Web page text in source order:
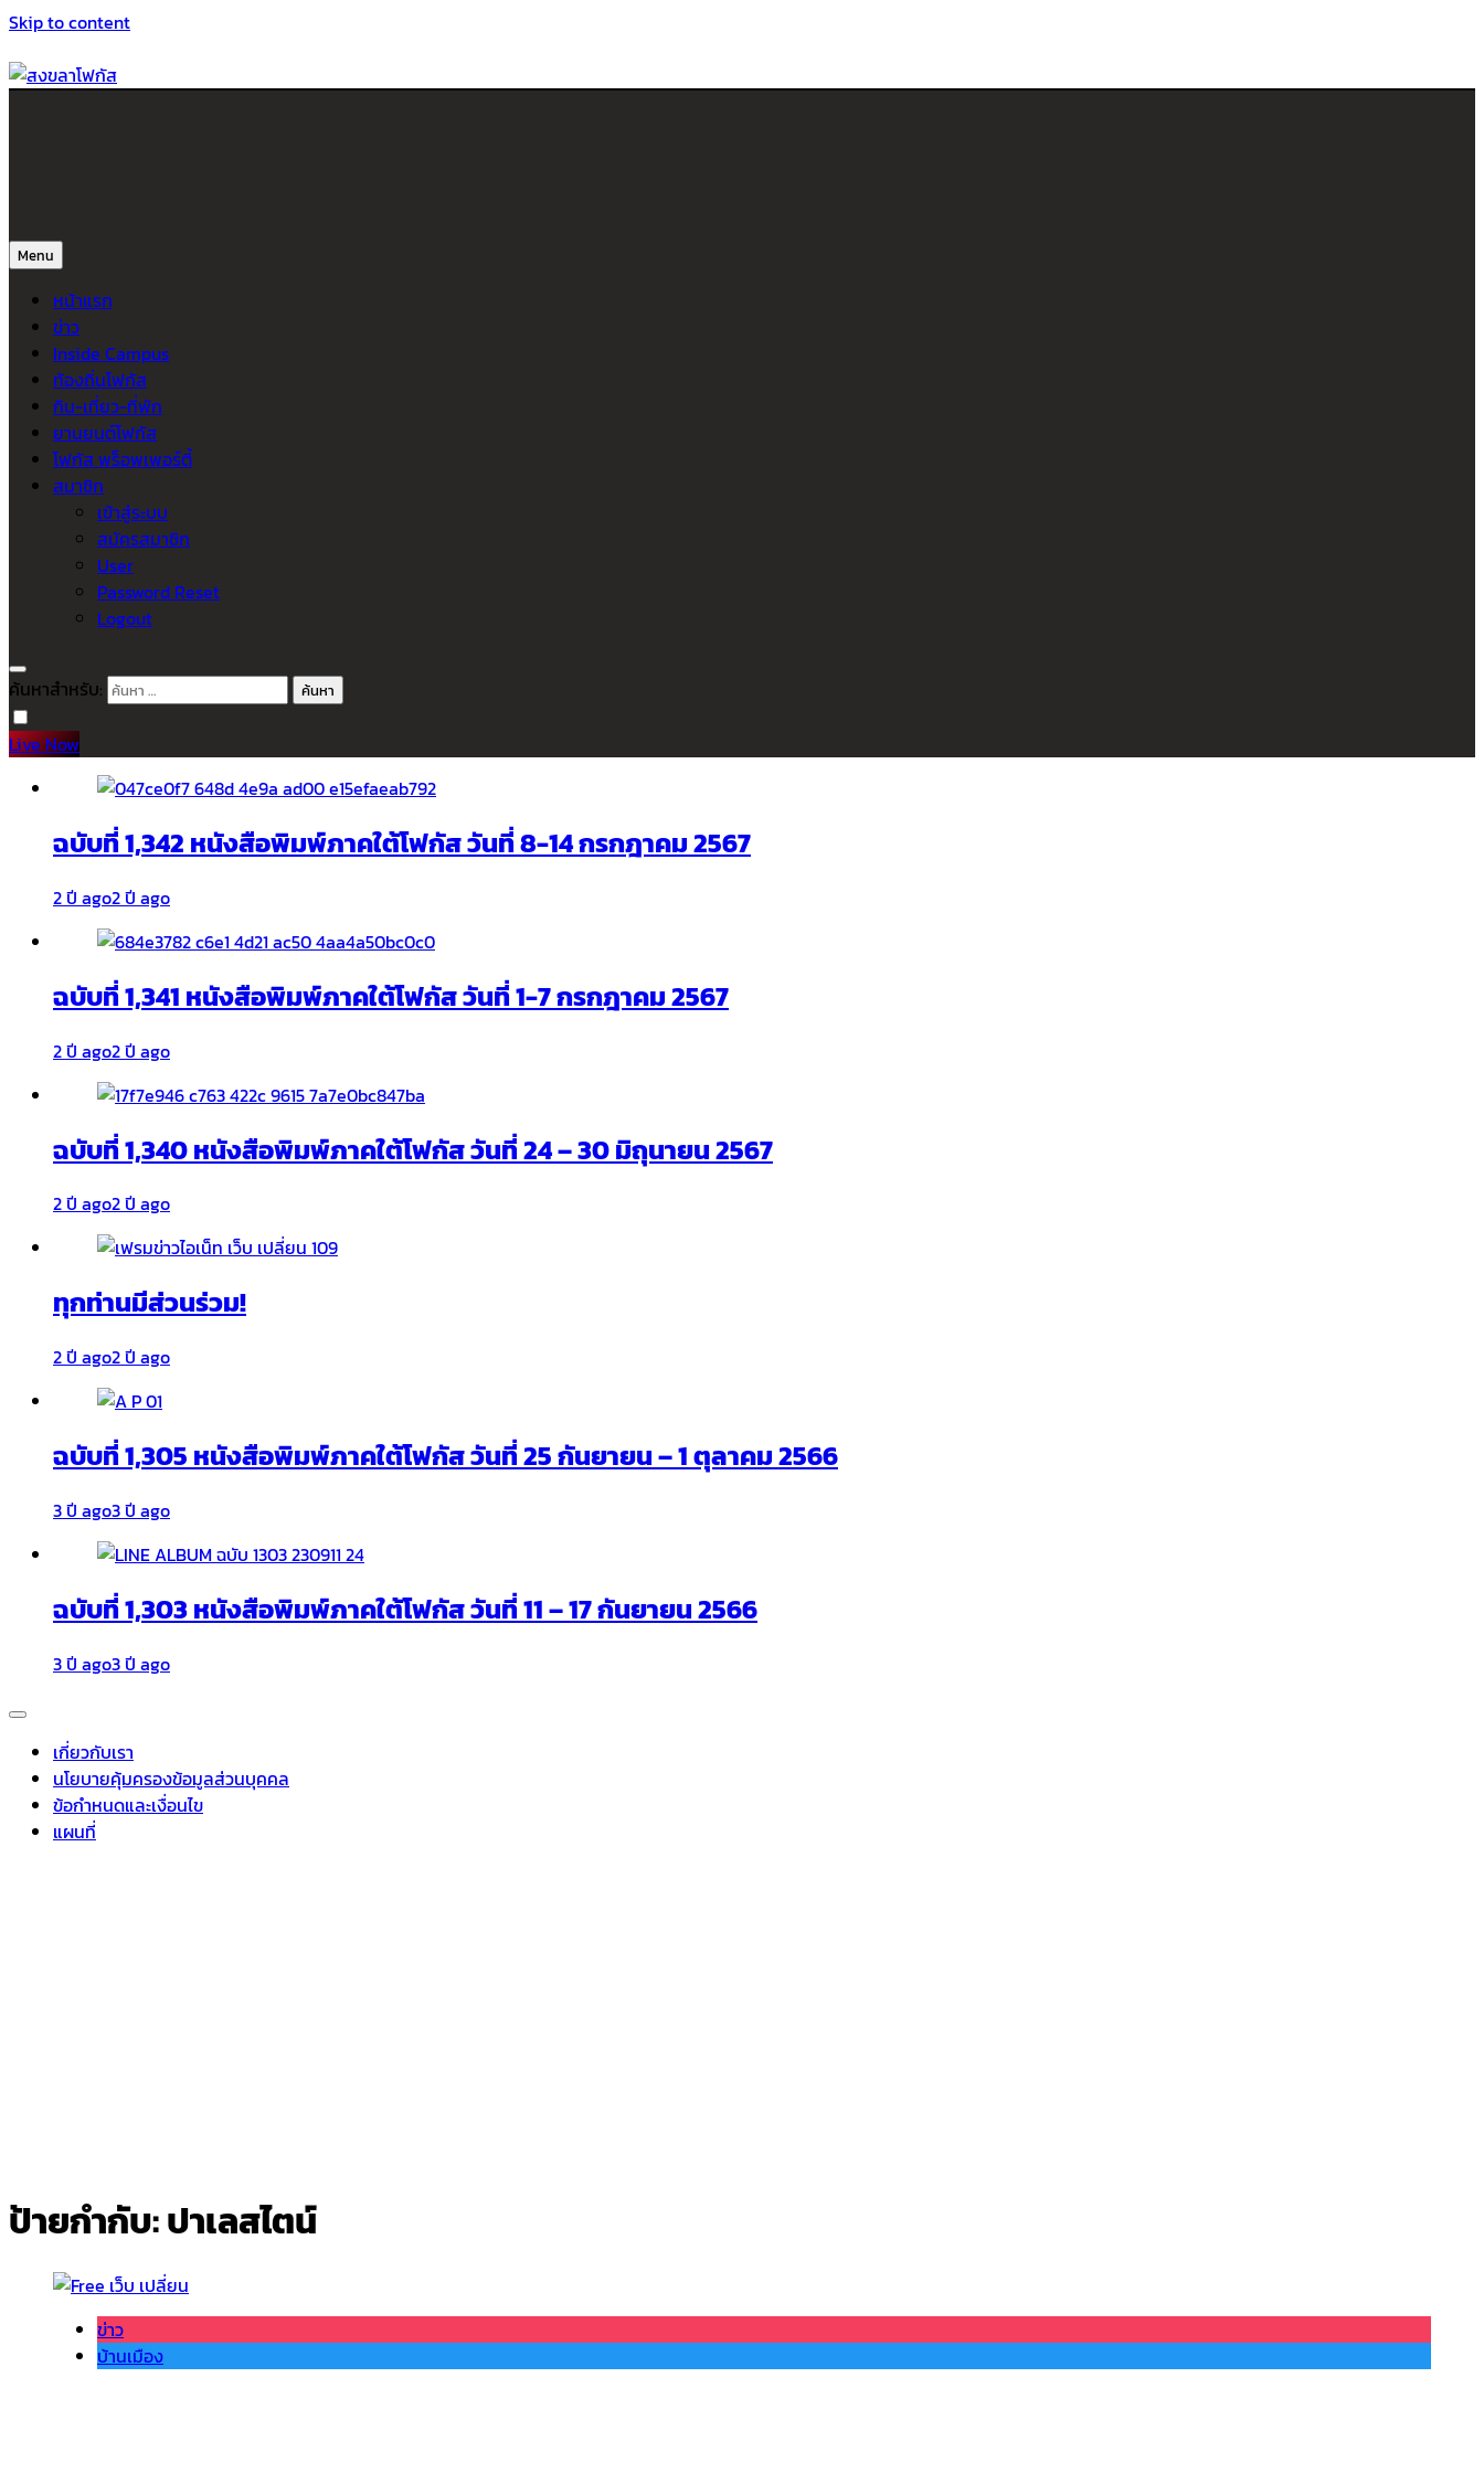
Skip to content
Menu
หน้าแรก
ข่าว
Inside Campus
ท้องถิ่นโฟกัส
กิน-เที่ยว-ที่พัก
ยานยนต์โฟกัส
โฟกัส พร็อพเพอร์ตี้
สมาชิก
เข้าสู่ระบบ
สมัครสมาชิก
User
Password Reset
Logout
ค้นหาสำหรับ:
Live Now
ฉบับที่ 1,342 หนังสือพิมพ์ภาคใต้โฟกัส วันที่ 8-14 กรกฎาคม 2567
2 ปี ago2 ปี ago
ฉบับที่ 1,341 หนังสือพิมพ์ภาคใต้โฟกัส วันที่ 1-7 กรกฎาคม 2567
2 ปี ago2 ปี ago
ฉบับที่ 1,340 หนังสือพิมพ์ภาคใต้โฟกัส วันที่ 24 – 30 มิถุนายน 2567
2 ปี ago2 ปี ago
ทุกท่านมีส่วนร่วม!
2 ปี ago2 ปี ago
ฉบับที่ 1,305 หนังสือพิมพ์ภาคใต้โฟกัส วันที่ 25 กันยายน – 1 ตุลาคม 2566
3 ปี ago3 ปี ago
ฉบับที่ 1,303 หนังสือพิมพ์ภาคใต้โฟกัส วันที่ 11 – 17 กันยายน 2566
3 ปี ago3 ปี ago
เกี่ยวกับเรา
นโยบายคุ้มครองข้อมูลส่วนบุคคล
ข้อกำหนดและเงื่อนไข
แผนที่
ป้ายกำกับ:ปาเลสไตน์
ข่าว
บ้านเมือง